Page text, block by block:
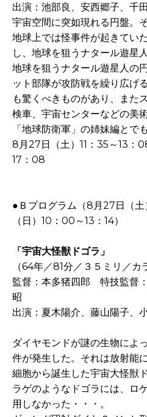
出演：池部良、安西郷子、千
宇宙空間に突如現れる円盤。
地球上では怪事件が起きてい
し、地球を狙うナタール遊星
地球を狙うナタール遊星人の
ット部隊が攻防戦を繰り広げ
も驚くべきものがあり、また
検車、宇宙センターなどの美
「地球防衛軍」の姉妹編とで
8月27日（土）11：35～13
17：08
●Ｂプログラム（8月27日（
（日）10：00～13：14）
「宇宙大怪獣ドゴラ」
（64年／81分／３５ミリ／カ
監督：本多猪四郎 特技監督
昭
出演：夏木陽介、藤山陽子、
ダイヤモンドが謎の生物によ
件が発生した。それは放射能
細胞から誕生した宇宙大怪獣
ラゲのようなドゴラには、ロ
用しなかった・・・。